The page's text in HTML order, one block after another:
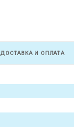
ДОСТАВКА И ОПЛАТА